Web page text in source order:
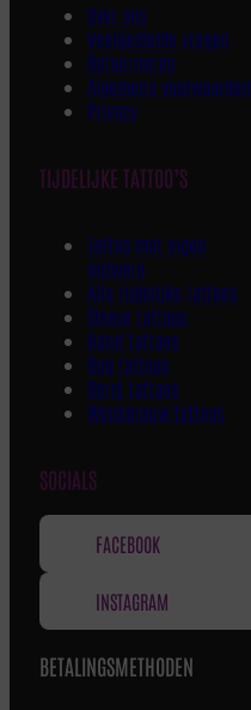
Over ons
Veelgestelde vragen
Retourneren
Algemene voorwaarden
Privacy
TIJDELIJKE TATTOO’S
Tattoo met eigen
ontwerp
Alle tijdelijke tattoos
Sleeve tattoos
Hand tattoos
Rug tattoos
Borst tattoos
Wenkbrauw tattoos
SOCIALS
FACEBOOK
INSTAGRAM
BETALINGSMETHODEN